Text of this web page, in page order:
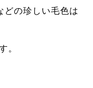
どの珍しい毛色は
。